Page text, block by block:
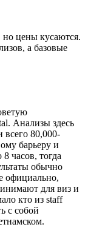
но цены кусаются.
а базовые
Анализы здесь
всего 80,000-
барьеру и
часов, тогда
обычно
официально,
для виз и
кто из staff
с собой